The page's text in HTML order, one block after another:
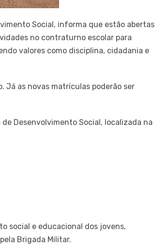
Social, informa que estão abertas
no contraturno escolar para
valores como disciplina, cidadania e
Já as novas matrículas poderão ser
Desenvolvimento Social, localizada na
social e educacional dos jovens,
Brigada Militar.